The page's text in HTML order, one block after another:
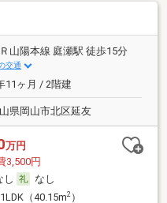
Ｒ山陽本線 庭瀬駅 徒歩15分
交通
11ヶ月 / 2階建
県岡山市北区延友
万円
3,500円
し
なし
（40.15m2）